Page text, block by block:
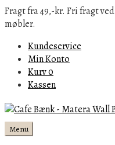
Fragt fra 49,-kr. Fri fragt
møbler.
Kundeservice
Min Konto
Kurv0
Kassen
Menu